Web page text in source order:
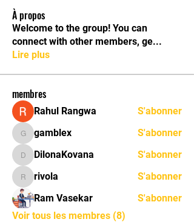
À propos
Welcome to the group! You can
connect with other members, ge...
Lire plus
membres
Rahul Rangwa S'abonner
gamblex
gamblex S'abonner
DilonaKovana
DilonaKovana S'abonner
rivolarivola
S'abonner
Ram Vasekar
S'abonner
Voir tous les membres (8)